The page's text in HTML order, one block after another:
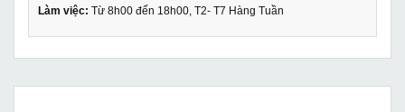
Làm việc: Từ 8h00 đến 18h00, T2- T7 Hàng Tuần